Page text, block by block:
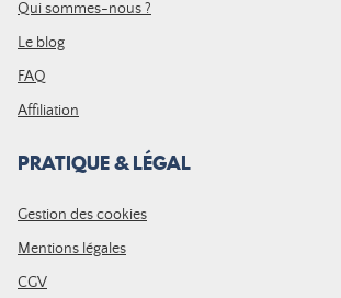
Qui sommes-nous ?
Le blog
FAQ
Affiliation
PRATIQUE & LÉGAL
Gestion des cookies
Mentions légales
CGV